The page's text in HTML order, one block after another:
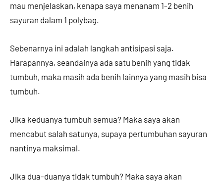
mau menjelaskan, kenapa saya menanam 1-2 benih
sayuran dalam 1 polybag.
Sebenarnya ini adalah langkah antisipasi saja.
Harapannya, seandainya ada satu benih yang tidak
tumbuh, maka masih ada benih lainnya yang masih bisa
tumbuh.
Jika keduanya tumbuh semua? Maka saya akan
mencabut salah satunya, supaya pertumbuhan sayuran
nantinya maksimal.
Jika dua-duanya tidak tumbuh? Maka saya akan